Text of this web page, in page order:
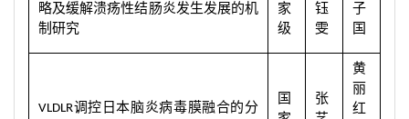
略及缓解溃疡性结肠炎发生发展的机
制研究
家
级
钰
雯
子
国
VLDLR调控日本脑炎病毒膜融合的分
国
张
黄
丽
红